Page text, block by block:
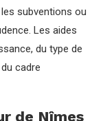
subventions ou
Les aides
du type de
cadre
de Nîmes